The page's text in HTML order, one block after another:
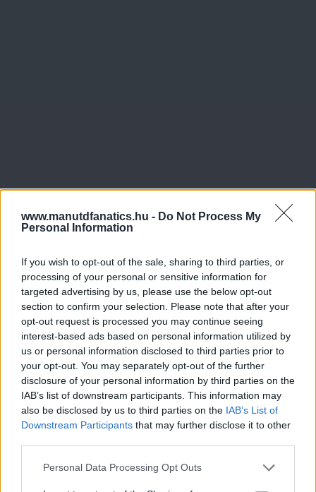
www.manutdfanatics.hu - Do Not Process My
Personal Information
If you wish to opt-out of the sale, sharing to third parties, or
processing of your personal or sensitive information for
targeted advertising by us, please use the below opt-out
section to confirm your selection. Please note that after your
opt-out request is processed you may continue seeing
interest-based ads based on personal information utilized by
us or personal information disclosed to third parties prior to
your opt-out. You may separately opt-out of the further
disclosure of your personal information by third parties on the
IAB’s list of downstream participants. This information may
also be disclosed by us to third parties on the IAB’s List of
Downstream Participants that may further disclose it to other
Please note that this website/app uses one or more Google
Personal Data Processing Opt Outs